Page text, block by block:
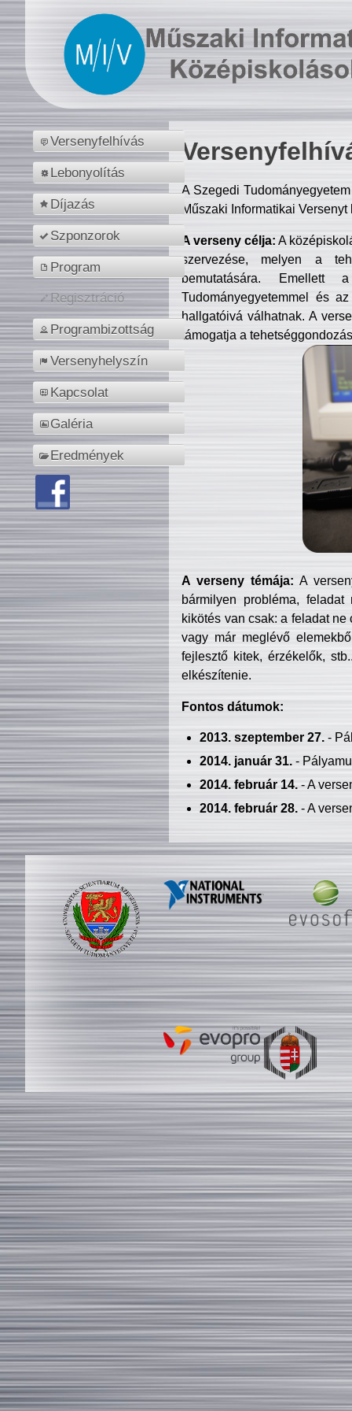
Versenyfelhívás
Lebonyolítás
Díjazás
Szponzorok
Program
Regisztráció
Programbizottság
Versenyhelyszín
Kapcsolat
Galéria
Eredmények
A Szegedi
Műszaki Informatikai
A verseny célja: A
szervezése, melyen a
bemutatására. Emellett
Tudományegyetemmel és
hallgatóivá válhatnak. A
támogatja a
A verseny témája: A
bármilyen probléma, feladat
kikötés van csak: a feladat
vagy már meglévő
fejlesztő kitek, érzékelők,
elkészítenie.
Fontos dátumok:
2013. szeptember 27.-
2014. január 31.-
2014. február 14.- A
2014. február 28.- A